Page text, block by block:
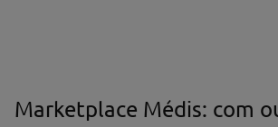
Marketplace Médis: com